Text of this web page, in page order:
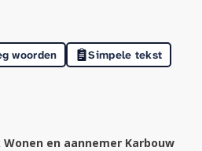
woorden Simpele tekst
en aannemer Karbouw